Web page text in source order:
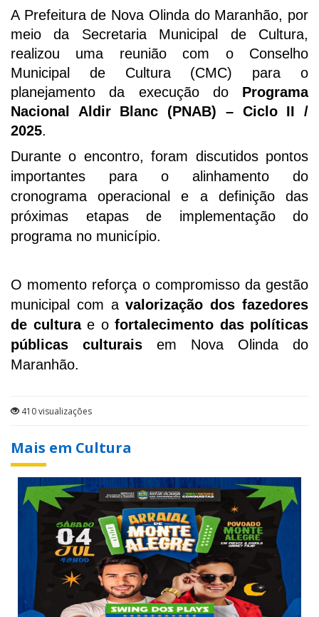
A Prefeitura de Nova Olinda do Maranhão, por
meio da Secretaria Municipal de Cultura,
realizou uma reunião com o Conselho
Municipal de Cultura (CMC) para o
planejamento da execução do Programa
Nacional Aldir Blanc (PNAB) – Ciclo II /
2025.
Durante o encontro, foram discutidos pontos
importantes para o alinhamento do
cronograma operacional e a definição das
próximas etapas de implementação do
programa no município.
O momento reforça o compromisso da gestão
municipal com avalorização dos fazedores
de culturae o fortalecimento das políticas
públicas culturais em Nova Olinda do
Maranhão.
410 visualizações
Mais em Cultura